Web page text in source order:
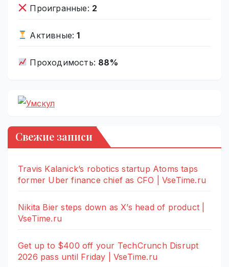
Проигранные: 2
Активные:1
Проходимость: 88%
Свежие записи
Travis Kalanick’s robotics startup Atoms taps
former Uber finance chief as CFO | VseTime.ru
Nikita Bier steps down as X’s head of product |
VseTime.ru
Get up to $400 off your TechCrunch Disrupt
2026 pass until Friday | VseTime.ru